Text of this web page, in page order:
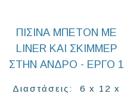
ΠΙΣΊΝΑ ΜΠΕΤΌΝ ΜΕ
LINER ΚΑΙ ΣΚΊΜΜΕΡ
ΣΤΗΝ ΆΝΔΡΟ - ΈΡΓΟ 1
Διαστάσεις: 6 x 12 x